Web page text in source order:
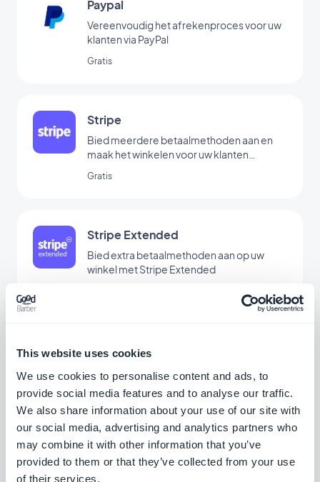
This website uses cookies
We use cookies to personalise content and ads, to
provide social media features and to analyse our traffic.
We also share information about your use of our site with
our social media, advertising and analytics partners who
may combine it with other information that you’ve
provided to them or that they’ve collected from your use
of their services.
Paypal
Vereenvoudig het afrekenproces voor uw
klanten via PayPal
Gratis
Stripe
Bied meerdere betaalmethoden aan en
maak het winkelen voor uw klanten
Gratis
Stripe Extended
Bied extra betaalmethoden aan op uw
winkel met Stripe Extended
Alipay
Bied uw klanten uit China een populaire
betaaloplossing aan
Gratis
Bancontact